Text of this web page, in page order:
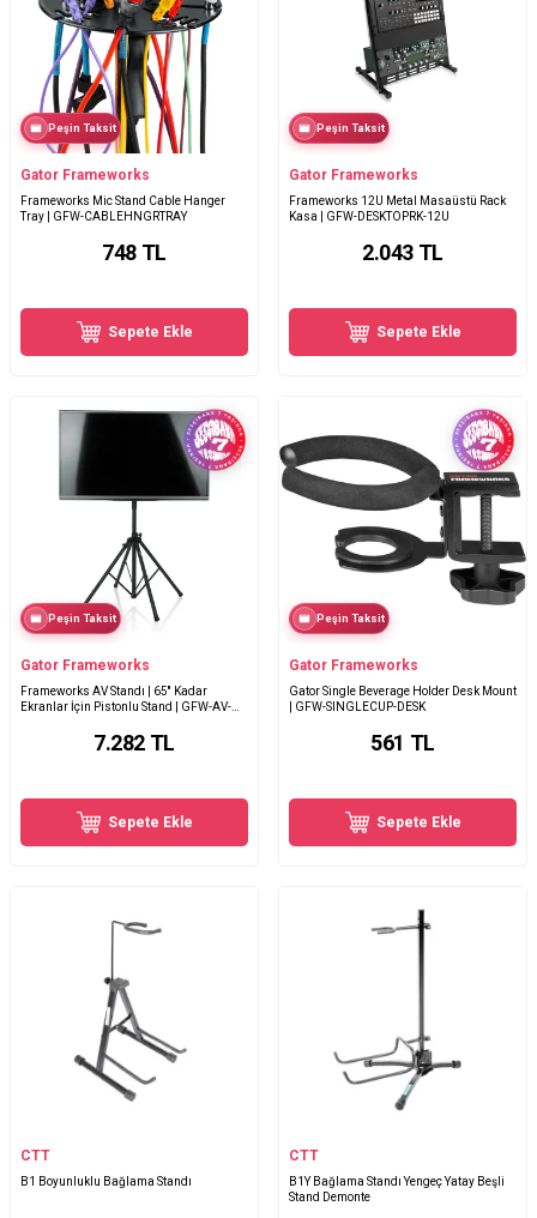
Peşin Taksit
Gator Frameworks
Frameworks Mic Stand Cable Hanger
Tray | GFW-CABLEHNGRTRAY
748 TL
Sepete Ekle
Peşin Taksit
Gator Frameworks
Frameworks 12U Metal Masaüstü Rack
Kasa | GFW-DESKTOPRK-12U
2.043 TL
Sepete Ekle
Peşin Taksit
Gator Frameworks
Frameworks AV Standı | 65'' Kadar
Ekranlar İçin Pistonlu Stand | GFW-AV-
7.282 TL
Sepete Ekle
Peşin Taksit
Gator Frameworks
Gator Single Beverage Holder Desk Mount
| GFW-SINGLECUP-DESK
561 TL
Sepete Ekle
CTT
B1 Boyunluklu Bağlama Standı
CTT
B1Y Bağlama Standı Yengeç Yatay Beşli
Stand Demonte